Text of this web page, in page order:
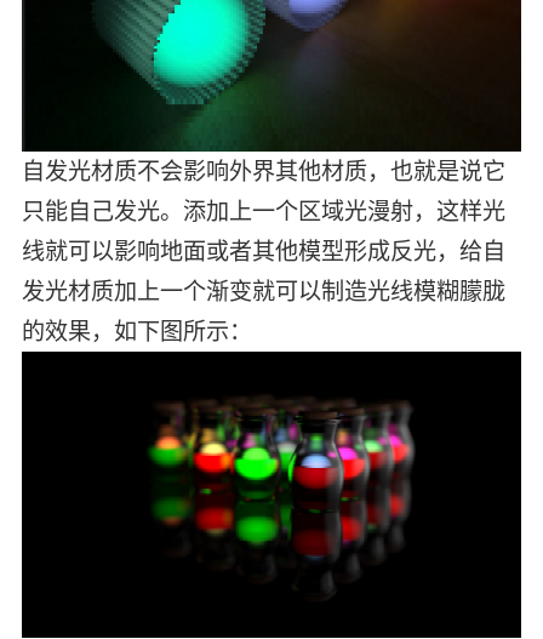
自发光材质不会影响外界其他材质，也就是说它
只能自己发光。添加上一个区域光漫射，这样光
线就可以影响地面或者其他模型形成反光，给自
发光材质加上一个渐变就可以制造光线模糊朦胧
的效果，如下图所示：